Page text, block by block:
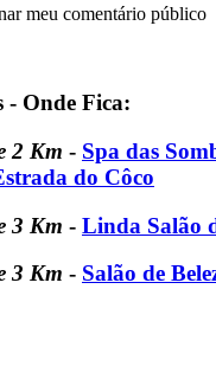
meu comentário público
- Onde Fica:
2 Km - Spa das
do Côco
3 Km - Linda Salão
3 Km - Salão de